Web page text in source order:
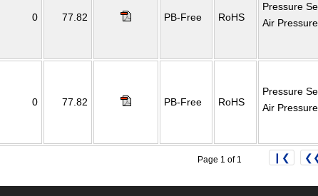
0 77.82 PB-Free RoHS
Pressure
Air
0 77.82 PB-Free RoHS
Pressure
Air
Page 1 of 1 ❙❮